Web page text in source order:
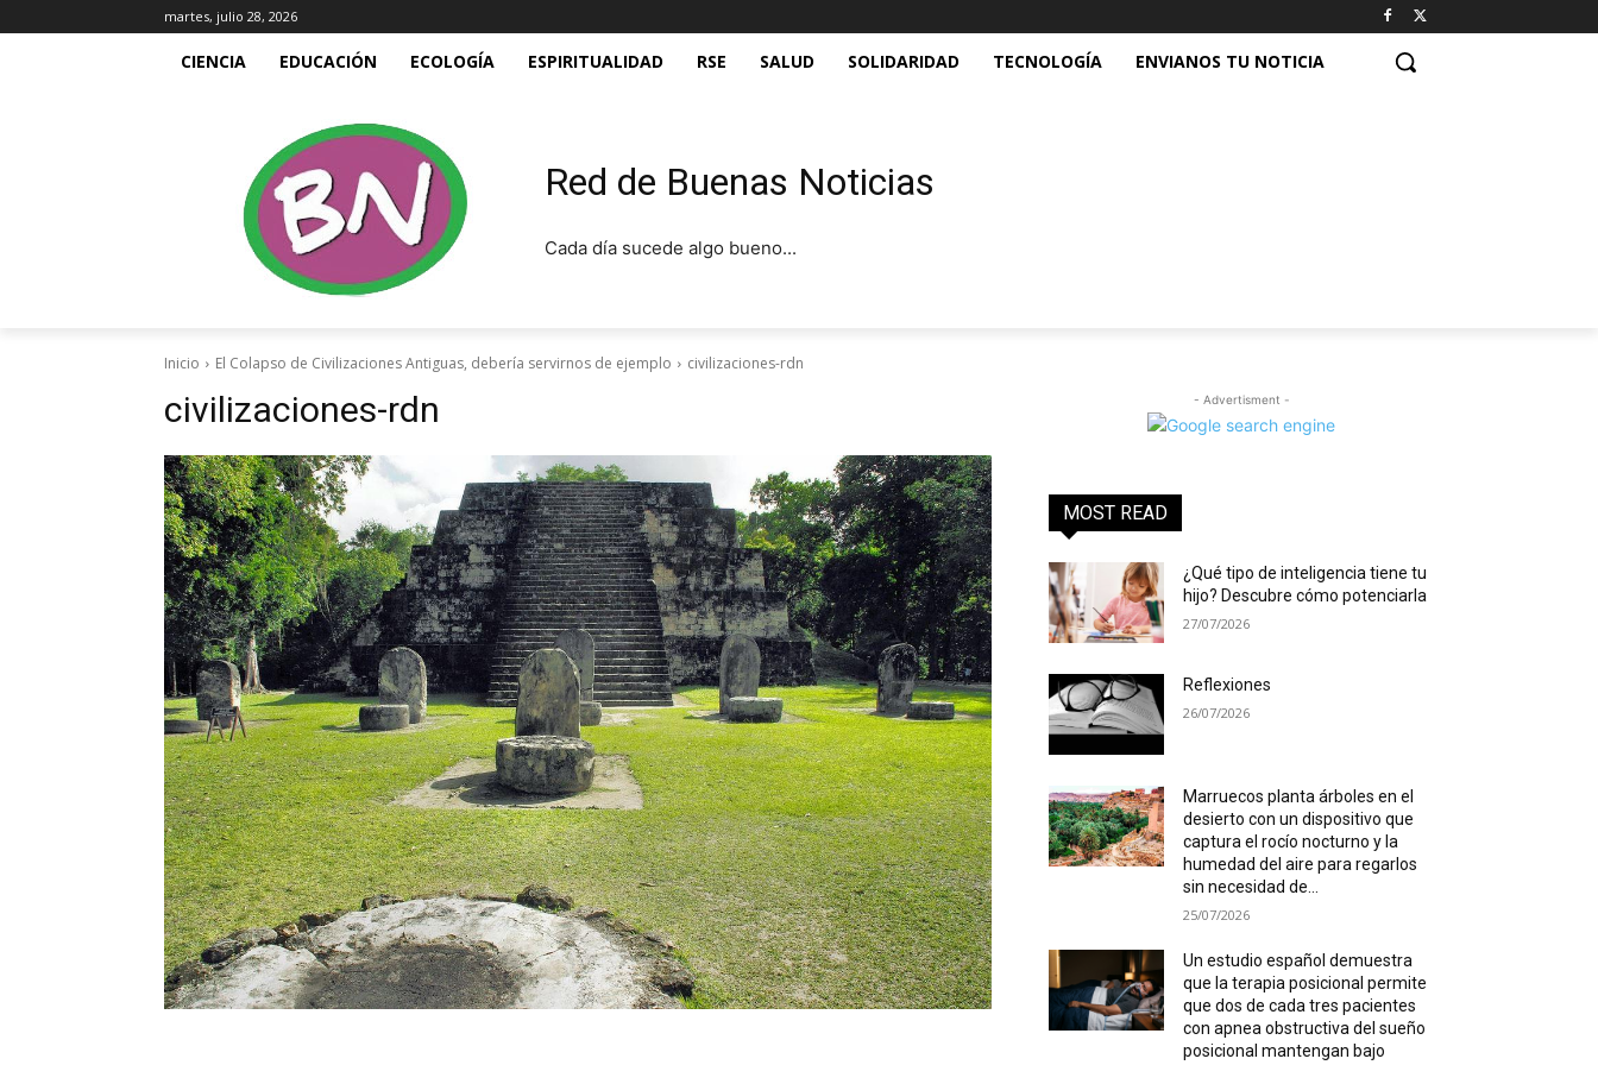
martes, julio 28, 2026
CIENCIA EDUCACIÓN ECOLOGÍA ESPIRITUALIDAD RSE SALUD SOLIDARIDAD TECNOLOGÍA ENVIANOS TU NOTICIA
Red de Buenas Noticias
Cada día sucede algo bueno...
Inicio El Colapso de Civilizaciones Antiguas, debería servirnos de ejemplo civilizaciones-rdn
civilizaciones-rdn - Advertisment -
MOST READ
¿Qué tipo de inteligencia tiene tu
hijo? Descubre cómo potenciarla
27/07/2026
Reflexiones
26/07/2026
Marruecos planta árboles en el
desierto con un dispositivo que
captura el rocío nocturno y la
humedad del aire para regarlos
sin necesidad de...
25/07/2026
Un estudio español demuestra
que la terapia posicional permite
que dos de cada tres pacientes
con apnea obstructiva del sueño
posicional mantengan bajo